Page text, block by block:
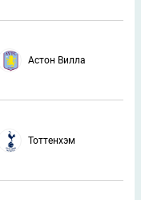
Астон Вилла
Тоттенхэм